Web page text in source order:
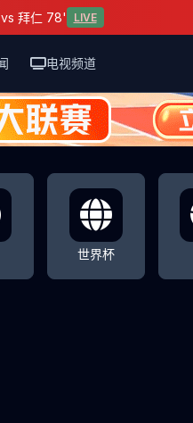
拜仁 78' LIVE
电视频道
世界杯